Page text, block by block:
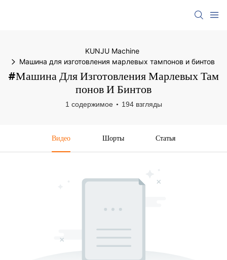
KUNJU Machine
Машина для изготовления марлевых тампонов и бинтов
#Машина Для Изготовления Марлевых Там
Понов И Бинтов
1 содержимое 194 взгляды
Видео Шорты Статья